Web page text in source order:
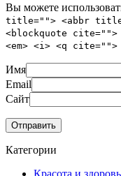
Вы можете
title=""> <abbr
<blockquote cite="">
<em> <i> <q
Имя
Email
Сайт
Категории
Красота и